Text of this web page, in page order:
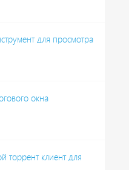
для просмотра
окна
торрент клиент для